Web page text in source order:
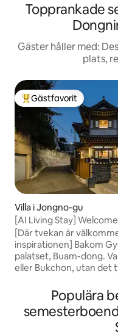
Topprankade
Gäster håller med:
plats,
Populär gästfavorit
Gästfavorit
Villa i Jongno-gu
[AI Living Stay]
House - Hanok-boende
hus i Buam-dong,
[Där tvekan är
inspirationen] Bakom Gyeongbokgung-
palatset, Buam-dong.
eller Bukchon, utan det
fanns ett privat hanok-hus.
Anpyeongdaegun,
bodde. Ovanpå de
tegeltak och träpelare,
Populära